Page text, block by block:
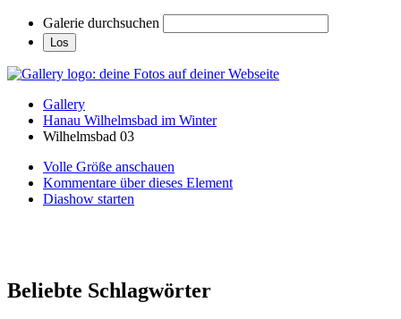
Galerie durchsuchen
Gallery
Hanau Wilhelmsbad im Winter
Wilhelmsbad 03
Volle Größe anschauen
Kommentare über dieses Element
Diashow starten
Beliebte Schlagwörter